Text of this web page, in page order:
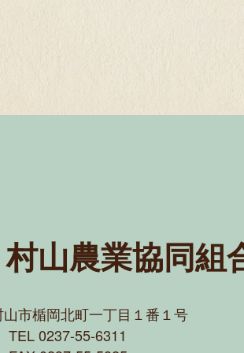
山農業協同組
市楯岡北町一丁目１番１号
TEL 0237-55-6311